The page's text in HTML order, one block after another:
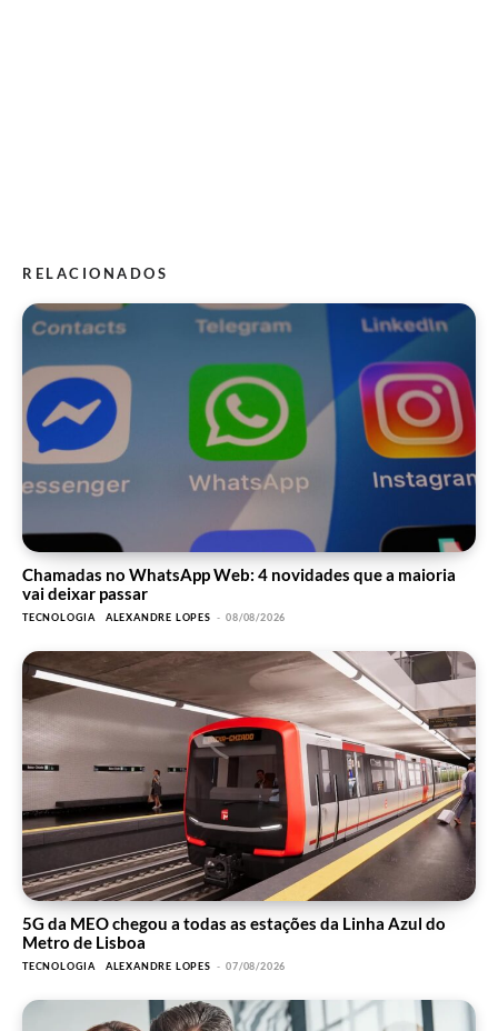
RELACIONADOS
Chamadas no WhatsApp Web: 4 novidades que a maioria
vai deixar passar
TECNOLOGIA ALEXANDRE LOPES - 08/08/2026
5G da MEO chegou a todas as estações da Linha Azul do
Metro de Lisboa
TECNOLOGIA ALEXANDRE LOPES - 07/08/2026